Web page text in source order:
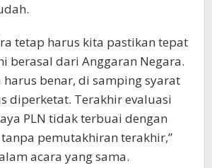
tetap harus kita pastikan tepat
berasal dari Anggaran Negara.
harus benar, di samping syarat
diperketat. Terakhir evaluasi
PLN tidak terbuai dengan
pemutakhiran terakhir,”
acara yang sama.